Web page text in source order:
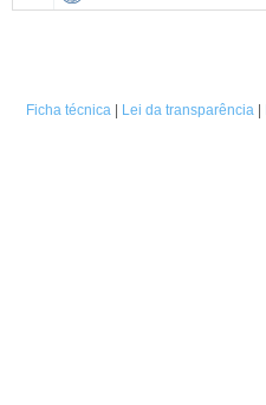
Ficha técnica| Lei da transparência|